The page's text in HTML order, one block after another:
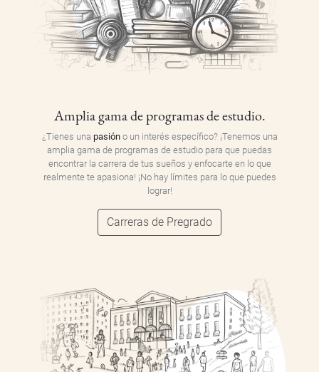
Amplia gama de programas de estudio.
¿Tienes una pasióno un interés específico? ¡Tenemos una
amplia gama de programas de estudio para que puedas
encontrar la carrera de tus sueños y enfocarte en lo que
realmente te apasiona! ¡No hay límites para lo que puedes
lograr!
Carreras de Pregrado